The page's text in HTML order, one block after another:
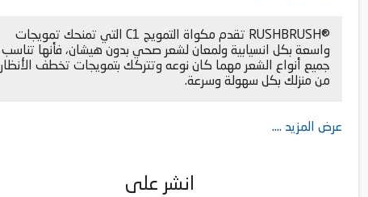
®RUSHBRUSH تقدم مكواة التمويج C1 التي تمنحك تمويجات
واسعة بكل انسيابية ولمعان لشعر صحي بدون هيشان، فأنها تناسب
جميع أنواع الشعر مهما كان نوعه وتتركك بتمويجات تخطف الأنظار
من منزلك بكل سهولة وسرعة.
عرض المزيد ....
انشر على